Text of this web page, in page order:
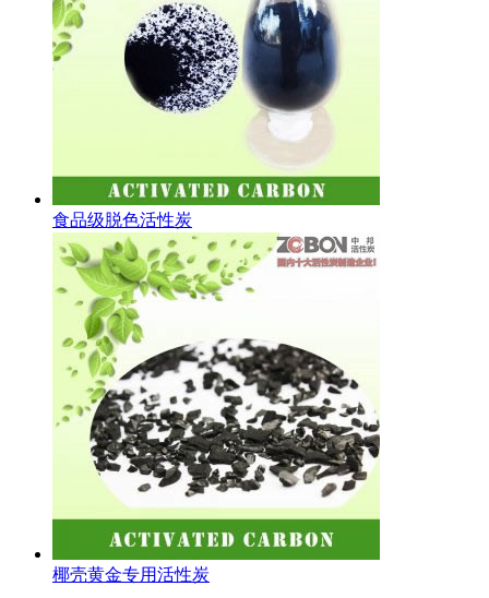
食品级脱色活性炭
椰壳黄金专用活性炭